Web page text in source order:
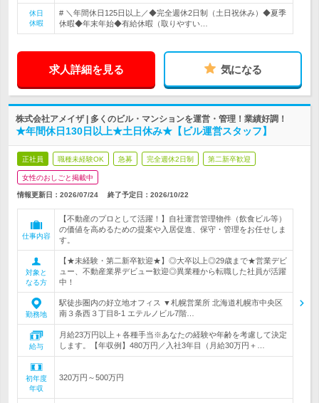
休日
休暇
# ＼年間休日125日以上／◆完全週休2日制（土日祝休み）◆夏季
休暇◆年末年始◆有給休暇（取りやすい…
求人詳細を見る 気になる
株式会社アメイザ | 多くのビル・マンションを運営・管理！業績好調！
★年間休日130日以上★土日休み★【ビル運営スタッフ】
正社員 職種未経験OK 急募 完全週休2日制 第二新卒歓迎
女性のおしごと掲載中
情報更新日：2026/07/24 終了予定日： 2026/10/22
仕事内容
【不動産のプロとして活躍！】自社運営管理物件（飲食ビル等）
の価値を高めるための提案や入居促進、保守・管理をお任せしま
す。
対象と
なる方
【★未経験・第二新卒歓迎★】◎大卒以上◎29歳まで★営業デビ
ュー、不動産業界デビュー歓迎◎異業種から転職した社員が活躍
中！
勤務地
駅徒歩圏内の好立地オフィス ▼札幌営業所 北海道札幌市中央区
南３条西３丁目8-1 エテルノビル7階…
給与
月給23万円以上＋各種手当※あなたの経験や年齢を考慮して決定
します。【年収例】480万円／入社3年目（月給30万円＋…
初年度
年収
320万円～500万円